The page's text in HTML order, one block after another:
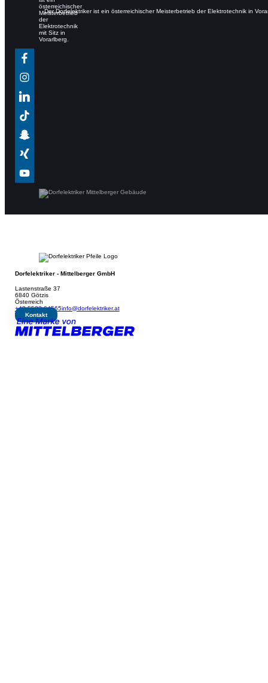
Dorfelektriker - Mittelberger GmbH
Lastenstraße 37
6840 Götzis
Österreich
+43 5523 64565info@dorfelektriker.at
Kontakt
Der Dorfelektriker ist ein österreichischer Meisterbetrieb der Elektrotechnik in